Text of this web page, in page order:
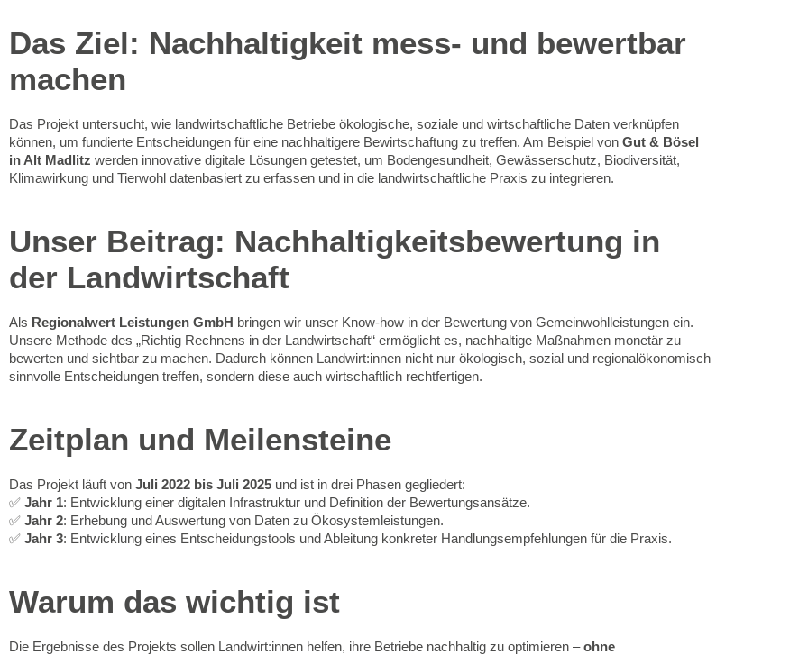
Das Ziel: Nachhaltigkeit mess- und bewertbar
machen
Das Projekt untersucht, wie landwirtschaftliche Betriebe ökologische, soziale und wirtschaftliche Daten verknüpfen
können, um fundierte Entscheidungen für eine nachhaltigere Bewirtschaftung zu treffen. Am Beispiel von Gut & Bösel
in Alt Madlitz werden innovative digitale Lösungen getestet, um Bodengesundheit, Gewässerschutz, Biodiversität,
Klimawirkung und Tierwohl datenbasiert zu erfassen und in die landwirtschaftliche Praxis zu integrieren.
Unser Beitrag: Nachhaltigkeitsbewertung in
der Landwirtschaft
Als Regionalwert Leistungen GmbH bringen wir unser Know-how in der Bewertung von Gemeinwohlleistungen ein.
Unsere Methode des „Richtig Rechnens in der Landwirtschaft“ ermöglicht es, nachhaltige Maßnahmen monetär zu
bewerten und sichtbar zu machen. Dadurch können Landwirt:innen nicht nur ökologisch, sozial und regionalökonomisch
sinnvolle Entscheidungen treffen, sondern diese auch wirtschaftlich rechtfertigen.
Zeitplan und Meilensteine
Das Projekt läuft von Juli 2022 bis Juli 2025 und ist in drei Phasen gegliedert:
✅ Jahr 1: Entwicklung einer digitalen Infrastruktur und Definition der Bewertungsansätze.
✅ Jahr 2: Erhebung und Auswertung von Daten zu Ökosystemleistungen.
✅ Jahr 3: Entwicklung eines Entscheidungstools und Ableitung konkreter Handlungsempfehlungen für die Praxis.
Warum das wichtig ist
Die Ergebnisse des Projekts sollen Landwirt:innen helfen, ihre Betriebe nachhaltig zu optimieren –ohne